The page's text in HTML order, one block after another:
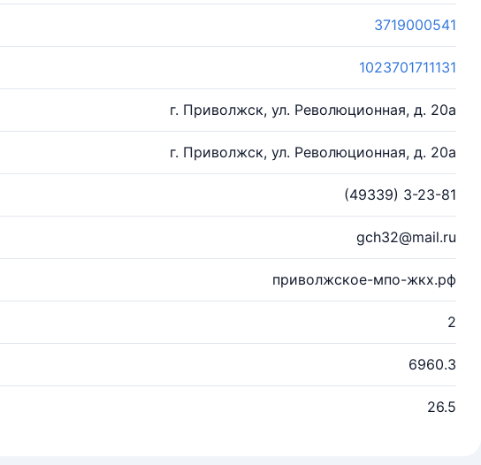
3719000541
1023701711131
г. Приволжск, ул. Революционная, д. 20а
г. Приволжск, ул. Революционная, д. 20а
(49339) 3-23-81
gch32@mail.ru
приволжское-мпо-жкх.рф
2
6960.3
26.5